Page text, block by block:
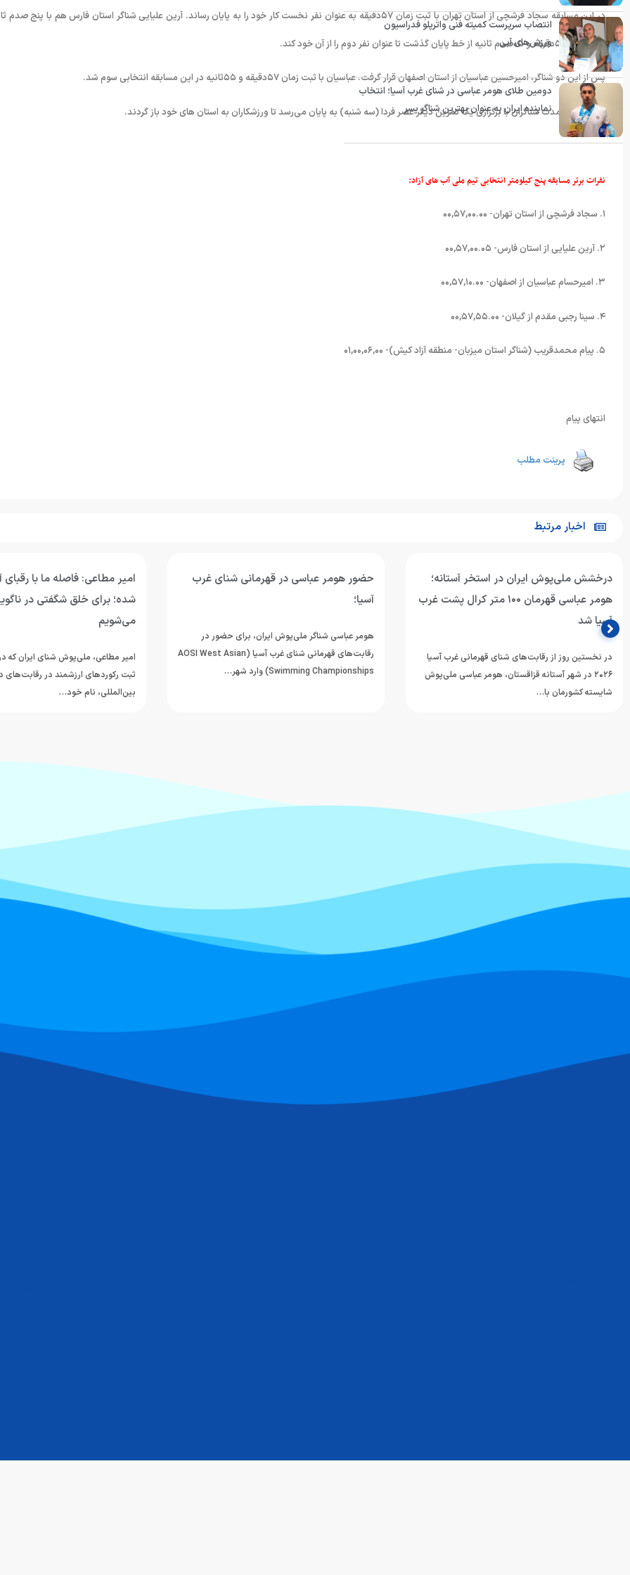
در این مسابقه سجاد فرشچی از استان تهران با ثبت زمان ۵۷دقیقه به عنوان نفر نخست کار خود را به پایان رساند. آرین علیایی شناگر استان فارس هم با پنج صدم
اختلاف در ۵۷دقیقه و ۰۵صدم ثانیه از خط پایان گذشت تا عنوان نفر دوم را از آن خود کند.
پس از این دو شناگر، امیرحسین عباسیان از استان اصفهان قرار گرفت. عباسیان با ثبت زمان ۵۷دقیقه و ۵۵ثانیه در این مسابقه انتخابی سوم شد.
اردوی کوتاه مدت شناگران با برگزاری یک تمرین دیگر عصر فردا (سه شنبه) به پایان می‌رسد تا ورزشکاران به استان های خود باز گردند.
نفرات برتر مسابقه پنج کیلومتر انتخابی تیم ملی آب های آزاد:
۱. سجاد فرشچی از استان تهران- ۰۰,۵۷,۰۰.۰۰
۲. آرین علیایی از استان فارس- ۰۰,۵۷,۰۰.۰۵
۳. امیرحسام عباسیان از اصفهان- ۰۰,۵۷,۱۰.۰۰
۴. سینا رجبی مقدم از گیلان- ۰۰,۵۷,۵۵.۰۰
۵. پیام محمدقریب (شناگر استان میزبان- منطقه آزاد کیش)- ۰۱,۰۰,۰۶,۰۰
انتهای پیام
پرینت مطلب
انتصاب سرپرست کمیته فنی واترپلو فدراسیون
ورزش‌های آبی
دومین طلای هومر عباسی در شنای غرب آسیا؛ انتخاب
نماینده ایران به عنوان بهترین شناگر پسر
اخبار مرتبط
درخشش ملی‌پوش ایران در استخر آستانه؛
هومر عباسی قهرمان ۱۰۰ متر کرال پشت غرب
آسیا شد
در نخستین روز از رقابت‌های شنای قهرمانی غرب آسیا
۲۰۲۶ در شهر آستانه قزاقستان، هومر عباسی ملی‌پوش
شایسته کشورمان با…
حضور هومر عباسی در قهرمانی شنای غرب
آسیا؛
هومر عباسی شناگر ملی‌پوش ایران، برای حضور در
رقابت‌های قهرمانی شنای غرب آسیا (AOSI West Asian
Swimming Championships) وارد شهر…
امیر مطاعی: فاصله ما با رقبای
شده؛ برای خلق شگفتی در
می‌شویم
امیر مطاعی، ملی‌پوش شنای ایران که
ثبت رکوردهای ارزشمند در رقابت‌های
بین‌المللی، نام خود…